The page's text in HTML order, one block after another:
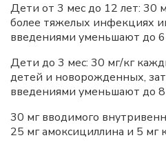
Дети от 3 мес до 12 лет: 30
более тяжелых инфекциях
введениями уменьшают до 6
Дети до 3 мес: 30 мг/кг
детей и новорожденных,
введениями уменьшают до 8
30 мг вводимого
25 мг амоксициллина и 5 мг